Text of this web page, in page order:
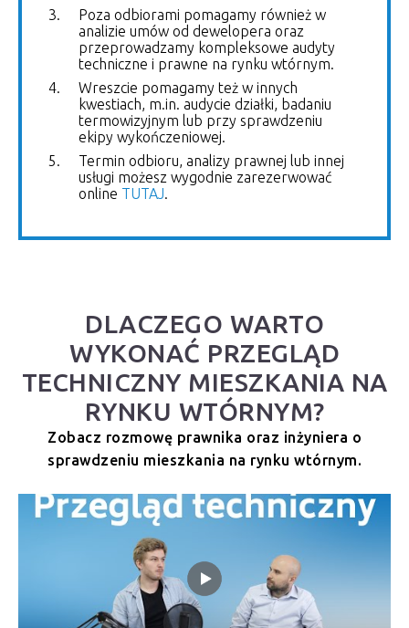
Poza odbiorami pomagamy również w
analizie umów od dewelopera oraz
przeprowadzamy kompleksowe audyty
techniczne i prawne na rynku wtórnym.
Wreszcie pomagamy też w innych
kwestiach, m.in. audycie działki, badaniu
termowizyjnym lub przy sprawdzeniu
ekipy wykończeniowej.
Termin odbioru, analizy prawnej lub innej
usługi możesz wygodnie zarezerwować
online TUTAJ.
DLACZEGO WARTO
WYKONAĆ PRZEGLĄD
TECHNICZNY MIESZKANIA NA
RYNKU WTÓRNYM?
Zobacz rozmowę prawnika oraz inżyniera o
sprawdzeniu mieszkania na rynku wtórnym.